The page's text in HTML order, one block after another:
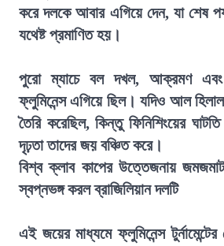
করে দলকে আবার এগিয়ে দেন, যা শেষ
যথেষ্ট প্রমাণিত হয়।
পুরো ম্যাচে বল দখল, আক্রমণ
ফ্লুমিনেন্স এগিয়ে ছিল। যদিও আল
তৈরি করেছিল, কিন্তু ফিনিশিংয়ের
দৃঢ়তা তাদের জয় বঞ্চিত করে।
বিশ্ব ক্লাব কাপের উত্তেজনায়
স্বপ্নভঙ্গ করল ব্রাজিলিয়ান দলটি
এই জয়ের মাধ্যমে ফ্লুমিনেন্স